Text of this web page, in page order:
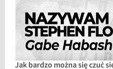
Jak bardzo można się czuć